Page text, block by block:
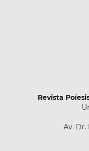
Revista
Av. Dr.